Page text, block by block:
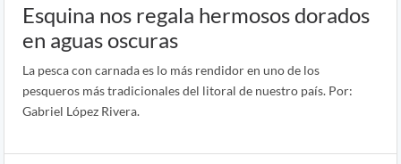
Esquina nos regala hermosos dorados
en aguas oscuras
La pesca con carnada es lo más rendidor en uno de los
pesqueros más tradicionales del litoral de nuestro país. Por:
Gabriel López Rivera.